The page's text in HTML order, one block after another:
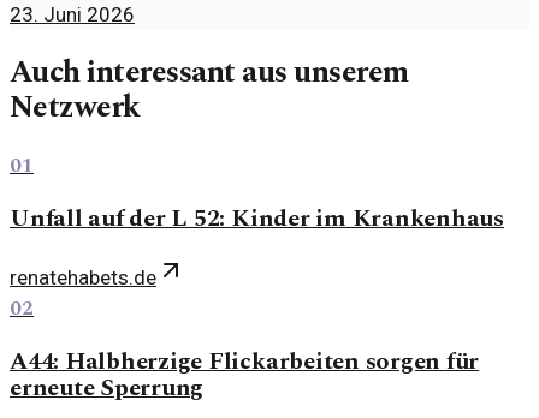
23. Juni 2026
Auch interessant aus unserem
Netzwerk
01
Unfall auf der L 52: Kinder im Krankenhaus
renatehabets.de
02
A44: Halbherzige Flickarbeiten sorgen für
erneute Sperrung